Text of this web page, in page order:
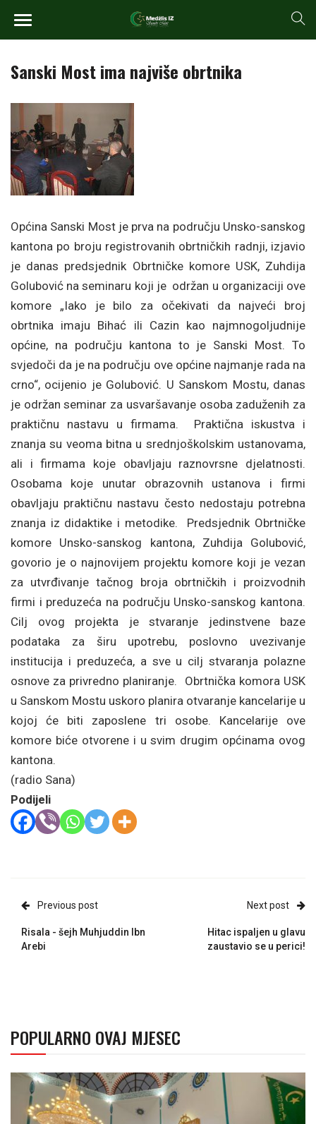
Sanski Most ima najviše obrtnika
Općina Sanski Most je prva na području Unsko-sanskog
kantona po broju registrovanih obrtničkih radnji, izjavio
je danas predsjednik Obrtničke komore USK, Zuhdija
Golubović na seminaru koji je održan u organizaciji ove
komore „Iako je bilo za očekivati da najveći broj
obrtnika imaju Bihać ili Cazin kao najmnogoljudnije
općine, na području kantona to je Sanski Most. To
svjedoči da je na području ove općine najmanje rada na
crno“, ocijenio je Golubović. U Sanskom Mostu, danas
je održan seminar za usvaršavanje osoba zaduženih za
praktičnu nastavu u firmama. Praktična iskustva i
znanja su veoma bitna u srednjoškolskim ustanovama,
ali i firmama koje obavljaju raznovrsne djelatnosti.
Osobama koje unutar obrazovnih ustanova i firmi
obavljaju praktičnu nastavu često nedostaju potrebna
znanja iz didaktike i metodike. Predsjednik Obrtničke
komore Unsko-sanskog kantona, Zuhdija Golubović,
govorio je o najnovijem projektu komore koji je vezan
za utvrđivanje tačnog broja obrtničkih i proizvodnih
firmi i preduzeća na području Unsko-sanskog kantona.
Cilj ovog projekta je stvaranje jedinstvene baze
podataka za širu upotrebu, poslovno uvezivanje
institucija i preduzeća, a sve u cilj stvaranja polazne
osnove za privredno planiranje. Obrtnička komora USK
u Sanskom Mostu uskoro planira otvaranje kancelarije u
kojoj će biti zaposlene tri osobe. Kancelarije ove
komore biće otvorene i u svim drugim općinama ovog
kantona.
(radio Sana)
Podijeli
Previous post
Risala - šejh Muhjuddin Ibn
Arebi
Next post
Hitac ispaljen u glavu
zaustavio se u perici!
POPULARNO OVAJ MJESEC